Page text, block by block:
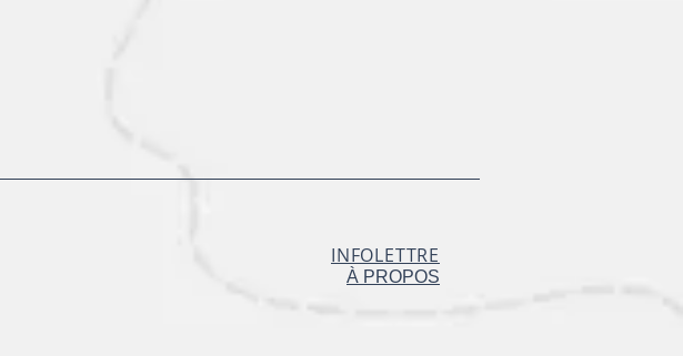
INFOLETTRE
À PROPOS